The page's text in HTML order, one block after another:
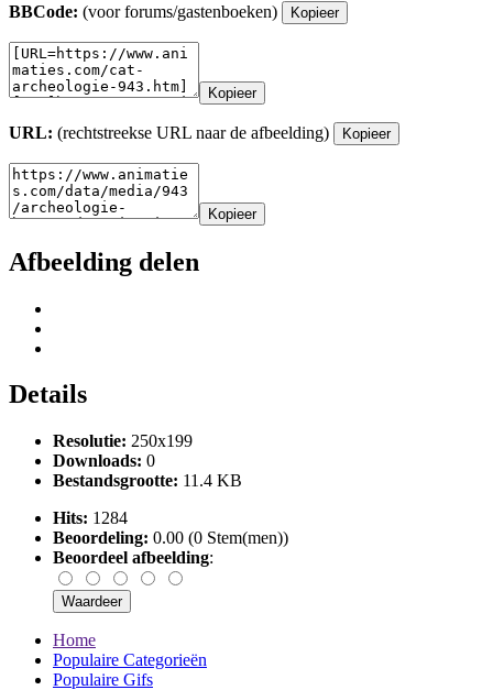
BBCode: (voor forums/gastenboeken) Kopieer
Kopieer
URL: (rechtstreekse URL naar de afbeelding) Kopieer
Kopieer
Afbeelding delen
Details
Resolutie: 250x199
Downloads: 0
Bestandsgrootte: 11.4 KB
Hits: 1284
Beoordeling: 0.00 (0 Stem(men))
Beoordeel afbeelding:
Home
Populaire Categorieën
Populaire Gifs